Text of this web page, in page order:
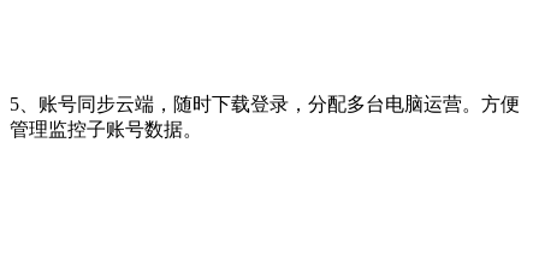
5、账号同步云端，随时下载登录，分配多台电脑运营。方便
管理监控子账号数据。